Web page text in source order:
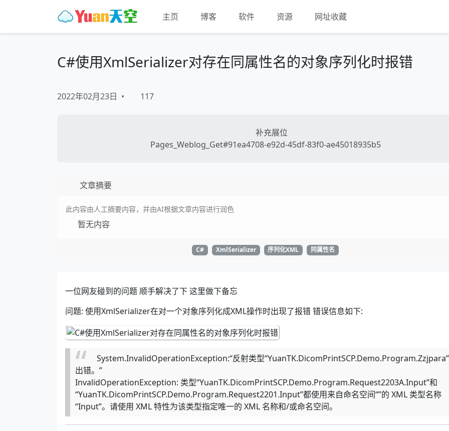
主页 博客 软件 资源 网址收藏
C#使用XmlSerializer对存在同属性名的对象序列化时报错
2022年02月23日 • 117
补充展位
Pages_Weblog_Get#91ea4708-e92d-45df-83f0-ae45018935b5
文章摘要
此内容由人工摘要内容，并由AI根据文章内容进行润色
暂无内容
C# XmlSerializer 序列化XML 同属性名
一位网友碰到的问题 顺手解决了下 这里做下备忘
问题: 使用XmlSerializer在对一个对象序列化成XML操作时出现了报错 错误信息如下:
System.InvalidOperationException:“反射类型
出错。”
InvalidOperationException: 类型“YuanTK.DicomPrintSCP.Demo.Program.Request2203A.Input”和
“YuanTK.DicomPrintSCP.Demo.Program.Request2201.Input”都使用来自命名空间“”的 XML 类型名称
“Input”。请使用 XML 特性为该类型指定唯一的 XML 名称和/或命名空间。